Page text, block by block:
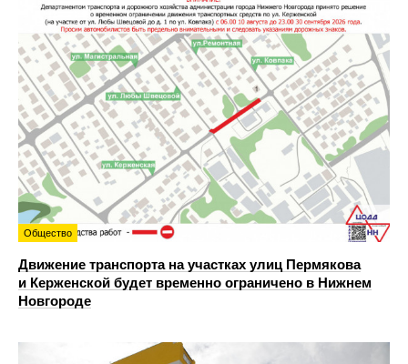
Общество
Движение транспорта на участках улиц Пермякова
и Керженской будет временно ограничено в Нижнем
Новгороде